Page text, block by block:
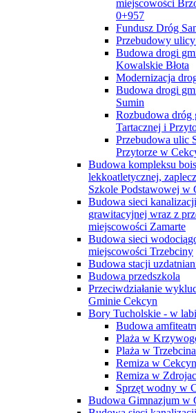
miejscowości
0+957
Fundusz Dróg
Przebudowy
Budowa drogi
Kowalskie Błota
Modernizacja
Budowa drogi
Sumin
Rozbudowa
Tartacznej i
Przebudowa ulic
Przytorze w
Budowa kompleksu
lekkoatletycznej,
Szkole Podstawowej w
Budowa sieci
grawitacyjnej wraz z
miejscowości Zamarte
Budowa sieci
miejscowości Trzebciny
Budowa stacji
Budowa przedszkola
Przeciwdziałanie
Gminie Cekcyn
Bory Tucholskie - w
Budowa
Plaża w
Plaża w
Remiza w
Remiza w
Sprzęt wodny w
Budowa Gimnazjum w